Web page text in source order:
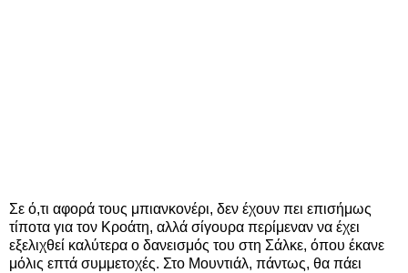
Σε ό,τι αφορά τους μπιανκονέρι, δεν έχουν πει επισήμως
τίποτα για τον Κροάτη, αλλά σίγουρα περίμεναν να έχει
εξελιχθεί καλύτερα ο δανεισμός του στη Σάλκε, όπου έκανε
μόλις επτά συμμετοχές. Στο Μουντιάλ, πάντως, θα πάει